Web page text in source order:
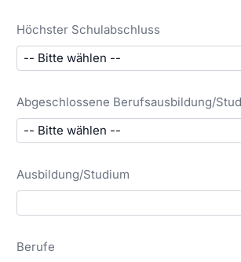
Höchster Schulabschluss
Abgeschlossene Berufsausbildung/
Ausbildung/Studium
Berufe